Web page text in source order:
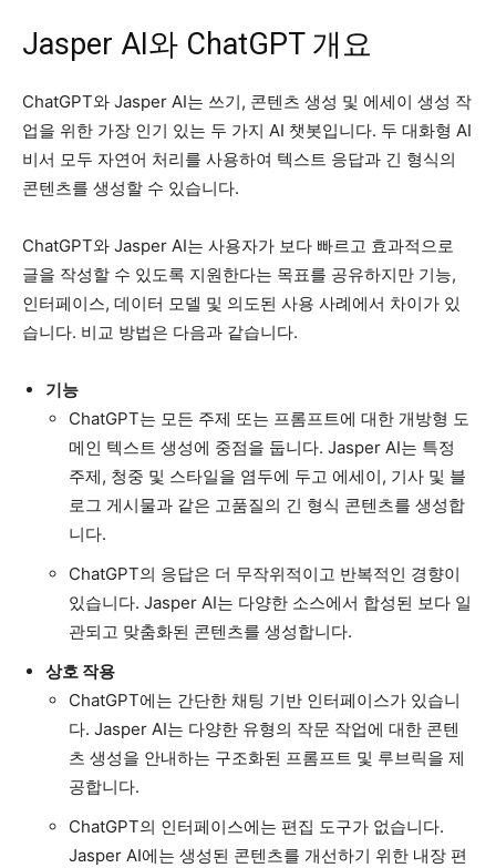
Jasper AI와 ChatGPT 개요
ChatGPT와 Jasper AI는 쓰기, 콘텐츠 생성 및 에세이 생성 작
업을 위한 가장 인기 있는 두 가지 AI 챗봇입니다. 두 대화형 AI
비서 모두 자연어 처리를 사용하여 텍스트 응답과 긴 형식의
콘텐츠를 생성할 수 있습니다.
ChatGPT와 Jasper AI는 사용자가 보다 빠르고 효과적으로
글을 작성할 수 있도록 지원한다는 목표를 공유하지만 기능,
인터페이스, 데이터 모델 및 의도된 사용 사례에서 차이가 있
습니다. 비교 방법은 다음과 같습니다.
기능
ChatGPT는 모든 주제 또는 프롬프트에 대한 개방형 도
메인 텍스트 생성에 중점을 둡니다. Jasper AI는 특정
주제, 청중 및 스타일을 염두에 두고 에세이, 기사 및 블
로그 게시물과 같은 고품질의 긴 형식 콘텐츠를 생성합
니다.
ChatGPT의 응답은 더 무작위적이고 반복적인 경향이
있습니다. Jasper AI는 다양한 소스에서 합성된 보다 일
관되고 맞춤화된 콘텐츠를 생성합니다.
상호 작용
ChatGPT에는 간단한 채팅 기반 인터페이스가 있습니
다. Jasper AI는 다양한 유형의 작문 작업에 대한 콘텐
츠 생성을 안내하는 구조화된 프롬프트 및 루브릭을 제
공합니다.
ChatGPT의 인터페이스에는 편집 도구가 없습니다.
Jasper AI에는 생성된 콘텐츠를 개선하기 위한 내장 편